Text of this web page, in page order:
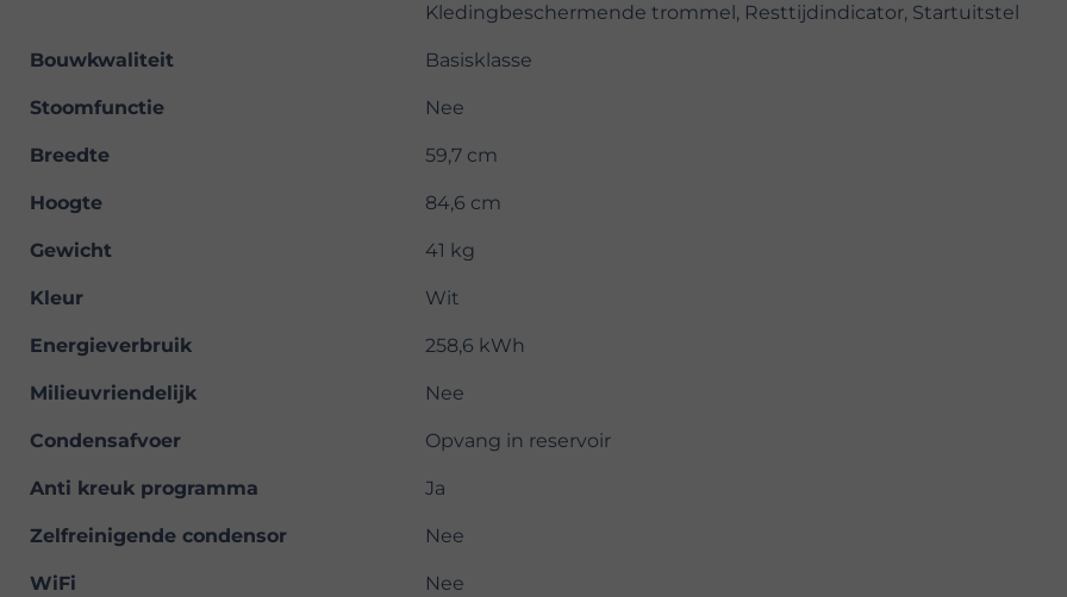
Kledingbeschermende trommel, Resttijdindicator, Startuitstel
Bouwkwaliteit Basisklasse
Stoomfunctie Nee
Breedte 59,7 cm
Hoogte 84,6 cm
Gewicht 41 kg
Kleur Wit
Energieverbruik 258,6 kWh
Milieuvriendelijk Nee
Condensafvoer Opvang in reservoir
Anti kreuk programma Ja
Zelfreinigende condensor Nee
WiFi Nee